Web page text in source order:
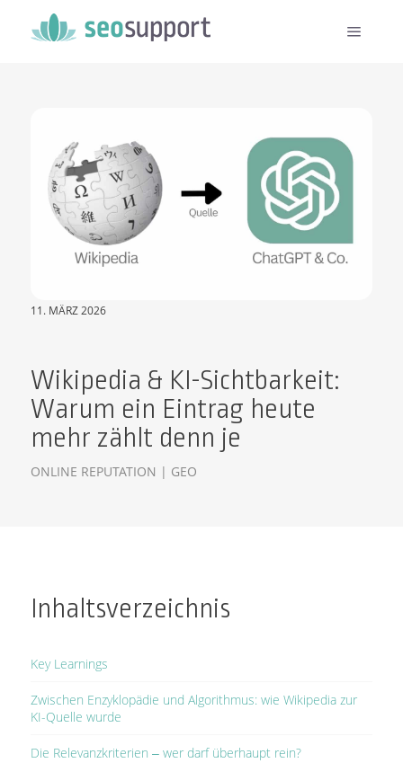
11. MÄRZ 2026
Wikipedia & KI-Sichtbarkeit:
Warum ein Eintrag heute
mehr zählt denn je
ONLINE REPUTATION | GEO
Inhaltsverzeichnis
Key Learnings
Zwischen Enzyklopädie und Algorithmus: wie Wikipedia zur
KI-Quelle wurde
Die Relevanzkriterien – wer darf überhaupt rein?